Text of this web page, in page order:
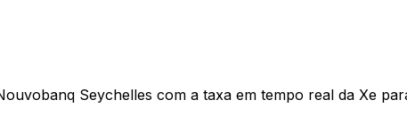
Seychelles com a taxa em tempo real da Xe